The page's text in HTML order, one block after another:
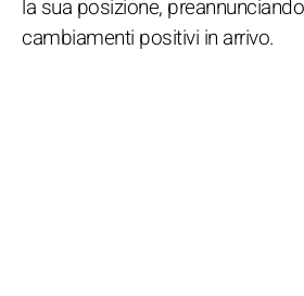
la sua posizione,
cambiamenti positivi in arrivo.